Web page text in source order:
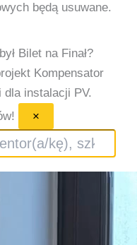
będą usuwane.
Bilet na Finał?
Kompensator
instalacji PV.
×